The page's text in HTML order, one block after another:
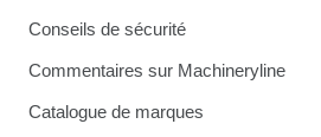
Conseils de sécurité
Commentaires sur Machineryline
Catalogue de marques